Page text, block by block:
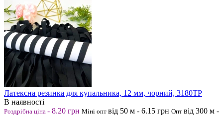
Латексна резинка для купальника, 12 мм, чорний, 3180ТР
В наявності
Роздрібна ціна - 8.20 грн Міні опт від 50 м - 6.15 грн Опт від 300 м -